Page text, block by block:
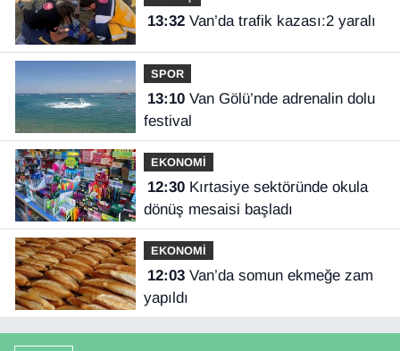
13:32 Van’da trafik kazası:2 yaralı
SPOR
13:10Van Gölü’nde adrenalin dolu
festival
EKONOMİ
12:30Kırtasiye sektöründe okula
dönüş mesaisi başladı
EKONOMİ
12:03Van’da somun ekmeğe zam
yapıldı